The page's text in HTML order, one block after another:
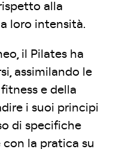
alla
loro intensità.
il Pilates ha
assimilando le
e della
i suoi principi
di specifiche
con la pratica su